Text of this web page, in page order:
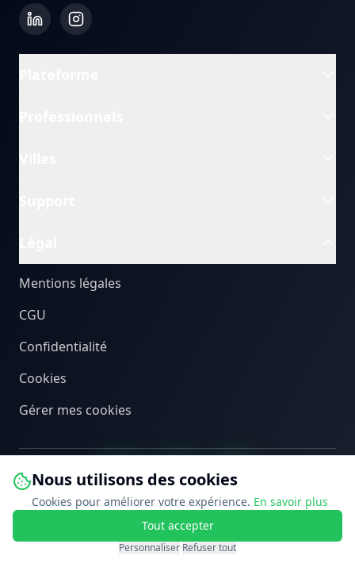
Nous utilisons des cookies
Cookies pour améliorer votre expérience. En savoir plus
Tout accepter
Personnaliser·Refuser tout
Mentions légales
CGU
Confidentialité
Cookies
Gérer mes cookies
PEB Connect. Tous droits réservés.